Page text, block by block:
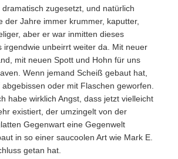
zugesetzt, und natürlich
der Jahre immer krummer, kaputter,
aber er war inmitten dieses
irgendwie unbeirrt weiter da. Mit neuer
mit neuen Spott und Hohn für uns
Wenn jemand Scheiß gebaut hat,
oder mit Flaschen geworfen.
habe wirklich Angst, dass jetzt vielleicht
existiert, der umzingelt von der
Gegenwart eine Gegenwelt
in so einer saucoolen Art wie Mark E.
getan hat.